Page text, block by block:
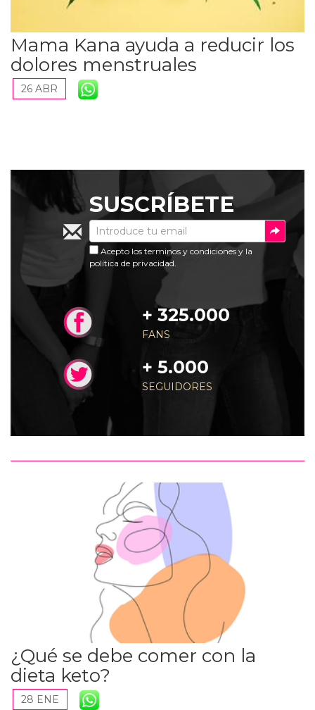
Mama Kana ayuda a reducir los
dolores menstruales
26 ABR
SUSCRÍBETE
Acepto los terminos y condiciones y la
política de privacidad.
+ 325.000
FANS
+ 5.000
SEGUIDORES
¿Qué se debe comer con la
dieta keto?
28 ENE